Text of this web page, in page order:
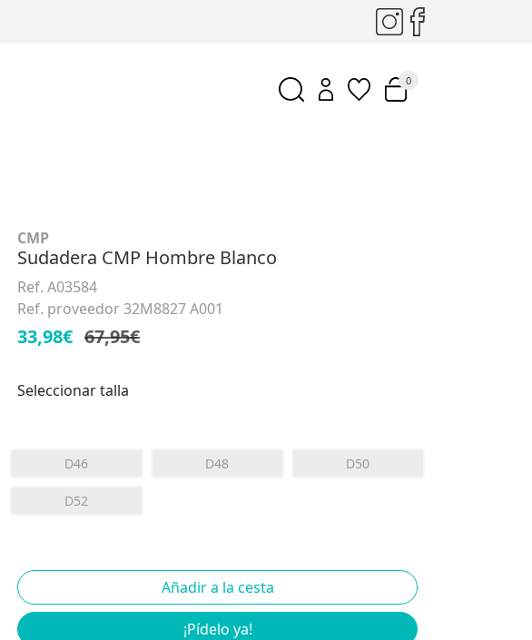
0
CMP
Sudadera CMP Hombre Blanco
Ref. A03584
Ref. proveedor 32M8827 A001
33,98€ 67,95€
Seleccionar talla
D46 D48 D50
D52
¡Pídelo ya!